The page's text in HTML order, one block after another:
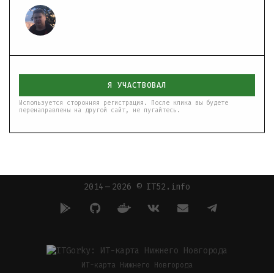
Я УЧАСТВОВАЛ
Используется сторонняя регистрация. После клика вы будете
перенаправлены на другой сайт, не пугайтесь.
2014 — 2026 © IT52.info
ИТ-карта Нижнего Новгорода